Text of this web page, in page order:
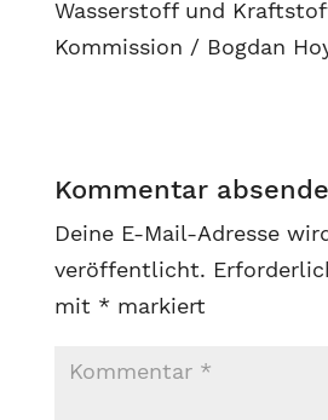
Wasserstoff und
Kommission / Bogdan
Kommentar
Deine E-Mail-Adresse
veröffentlicht.
mit * markiert